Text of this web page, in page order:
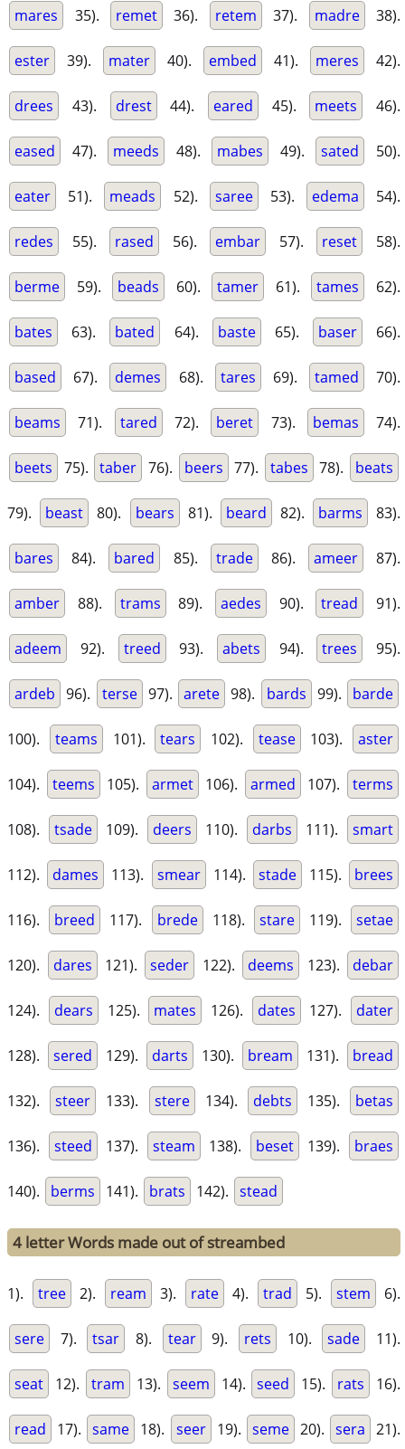
mares 35). remet 36). retem 37). madre 38).
ester 39). mater 40). embed 41). meres 42).
drees 43). drest 44). eared 45). meets 46).
eased 47). meeds 48). mabes 49). sated 50).
eater 51). meads 52). saree 53). edema 54).
redes 55). rased 56). embar 57). reset 58).
berme 59). beads 60). tamer 61). tames 62).
bates 63). bated 64). baste 65). baser 66).
based 67). demes 68). tares 69). tamed 70).
beams 71). tared 72). beret 73). bemas 74).
beets 75). taber 76). beers 77). tabes 78). beats
79). beast 80). bears 81). beard 82). barms 83).
bares 84). bared 85). trade 86). ameer 87).
amber 88). trams 89). aedes 90). tread 91).
adeem 92). treed 93). abets 94). trees 95).
ardeb 96). terse 97). arete 98). bards 99). barde
100). teams 101). tears 102). tease 103). aster
104). teems 105). armet 106). armed 107). terms
108). tsade 109). deers 110). darbs 111). smart
112). dames 113). smear 114). stade 115). brees
116). breed 117). brede 118). stare 119). setae
120). dares 121). seder 122). deems 123). debar
124). dears 125). mates 126). dates 127). dater
128). sered 129). darts 130). bream 131). bread
132). steer 133). stere 134). debts 135). betas
136). steed 137). steam 138). beset 139). braes
140). berms 141). brats 142). stead
4 letter Words made out of streambed
1). tree 2). ream 3). rate 4). trad 5). stem 6).
sere 7). tsar 8). tear 9). rets 10). sade 11).
seat 12). tram 13). seem 14). seed 15). rats 16).
read 17). same 18). seer 19). seme 20). sera 21).